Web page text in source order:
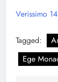
Verissimo
Tagged:
Ege